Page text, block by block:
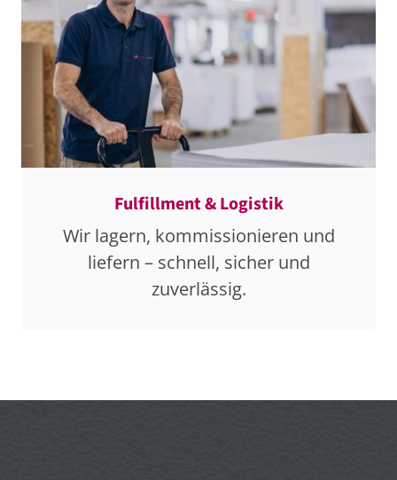
Fulfillment & Logistik
Wir lagern, kommissionieren und
liefern – schnell, sicher und
zuverlässig.